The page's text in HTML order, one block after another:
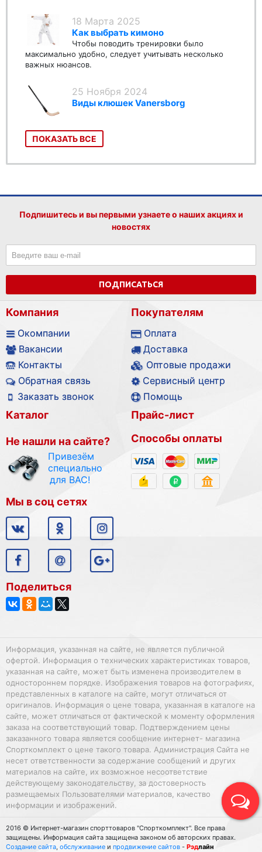
18 Марта 2025
Как выбрать кимоно
Чтобы поводить тренировки было
максимально удобно, следует учитывать несколько
важных нюансов.
25 Ноября 2024
Виды клюшек Vanersborg
ПОКАЗАТЬ ВСЕ
Подпишитесь и вы первыми узнаете о наших акциях и
новостях
ПОДПИСАТЬСЯ
Компания
Окомпании
Вакансии
Контакты
Обратная связь
Заказать звонок
Покупателям
Оплата
Доставка
Оптовые продажи
Сервисный центр
Помощь
Каталог
Не нашли на сайте?
Привезём
специально
для ВАС!
Прайс-лист
Способы оплаты
Мы в соц сетях
Поделиться
Информация, указанная на сайте, не является публичной
офертой. Информация о технических характеристиках товаров,
указанная на сайте, может быть изменена производителем в
одностороннем порядке. Изображения товаров на фотографиях,
представленных в каталоге на сайте, могут отличаться от
оригиналов. Информация о цене товара, указанная в каталоге на
сайте, может отличаться от фактической к моменту оформления
заказа на соответствующий товар. Подтверждением цены
заказанного товара является сообщение интернет- магазина
Спорткомплект о цене такого товара. Администрация Сайта не
несет ответственности за содержание сообщений и других
материалов на сайте, их возможное несоответствие
действующему законодательству, за достоверность
размещаемых Пользователями материалов, качество
информации и изображений.
2016 © Интернет-магазин спорттоваров "Спорткомплект". Все права
защищены. Информация сайта защищена законом об авторских правах.
Создание сайта, обслуживание и продвижение сайтов - Рэдлайн